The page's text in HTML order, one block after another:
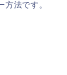
法です。